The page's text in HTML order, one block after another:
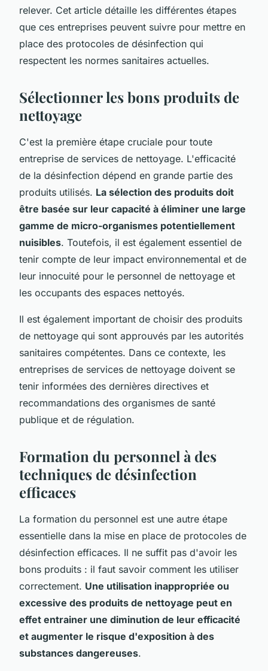
relever. Cet article détaille les différentes étapes
que ces entreprises peuvent suivre pour mettre en
place des protocoles de désinfection qui
respectent les normes sanitaires actuelles.
Sélectionner les bons produits de
nettoyage
C'est la première étape cruciale pour toute
entreprise de services de nettoyage. L'efficacité
de la désinfection dépend en grande partie des
produits utilisés. La sélection des produits doit
être basée sur leur capacité à éliminer une large
gamme de micro-organismes potentiellement
nuisibles. Toutefois, il est également essentiel de
tenir compte de leur impact environnemental et de
leur innocuité pour le personnel de nettoyage et
les occupants des espaces nettoyés.
Il est également important de choisir des produits
de nettoyage qui sont approuvés par les autorités
sanitaires compétentes. Dans ce contexte, les
entreprises de services de nettoyage doivent se
tenir informées des dernières directives et
recommandations des organismes de santé
publique et de régulation.
Formation du personnel à des
techniques de désinfection
efficaces
La formation du personnel est une autre étape
essentielle dans la mise en place de protocoles de
désinfection efficaces. Il ne suffit pas d'avoir les
bons produits : il faut savoir comment les utiliser
correctement. Une utilisation inappropriée ou
excessive des produits de nettoyage peut en
effet entrainer une diminution de leur efficacité
et augmenter le risque d'exposition à des
substances dangereuses.